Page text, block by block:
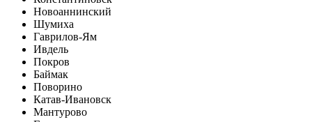
Новоаннинский
Шумиха
Гаврилов-Ям
Ивдель
Покров
Баймак
Поворино
Катав-Ивановск
Мантурово